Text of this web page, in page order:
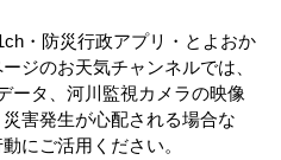
・防災行政アプリ・とよおか
ジのお天気チャンネルでは、
ータ、河川監視カメラの映像
害発生が心配される場合な
にご活用ください。